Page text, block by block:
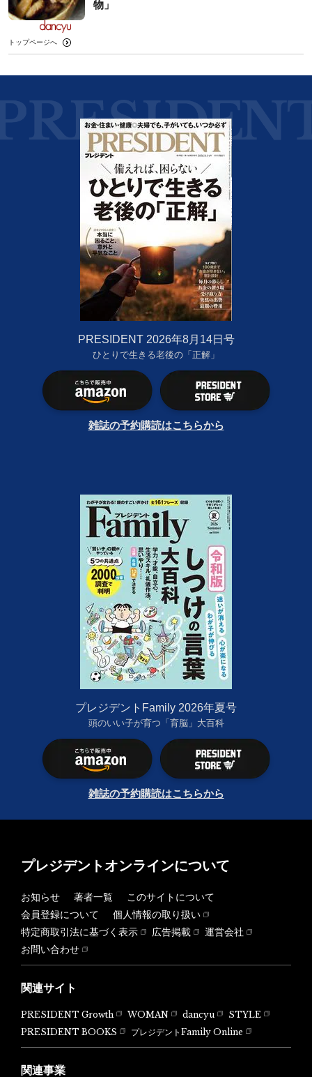
物」
トップページへ
PRESIDENT 2026年8月14日号
ひとりで生きる老後の「正解」
雑誌の予約購読はこちらから
プレジデントFamily 2026年夏号
頭のいい子が育つ「育脳」大百科
雑誌の予約購読はこちらから
プレジデントオンラインについて
お知らせ 著者一覧
このサイトについて
会員登録について
個人情報の取り扱い
特定商取引法に基づく表示
広告掲載
運営会社
お問い合わせ
関連サイト
PRESIDENT Growth WOMAN dancyu
STYLE
PRESIDENT BOOKS
プレジデントFamily Online
関連事業